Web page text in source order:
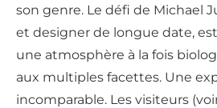
son genre. Le défi de Michael
et designer de longue date,
une atmosphère à la fois
aux multiples facettes. Une
incomparable. Les visiteurs